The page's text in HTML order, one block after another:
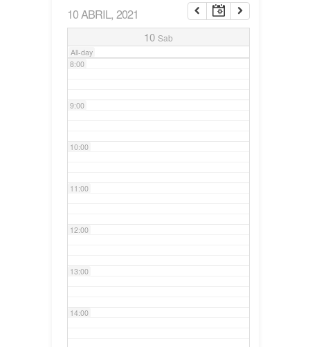
10 ABRIL, 2021
10 Sab
All-day
7:00
8:00
9:00
10:00
11:00
12:00
13:00
14:00